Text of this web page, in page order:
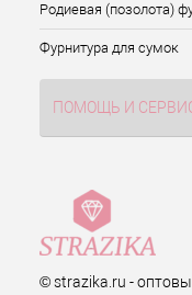
Родиевая (позолота)
Фурнитура для сумок
ПОМОЩЬ И
© strazika.ru -